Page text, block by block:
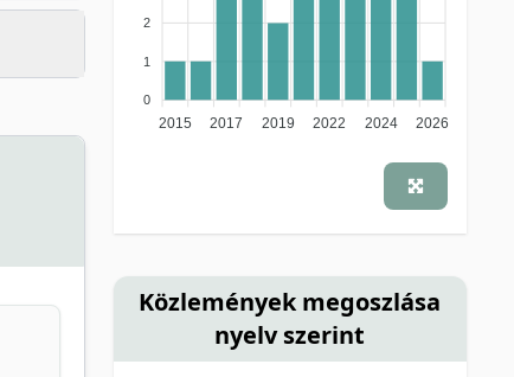
2
1
0
2015 2017 2019 2022 2024 2026
Közlemények megoszlása
nyelv szerint